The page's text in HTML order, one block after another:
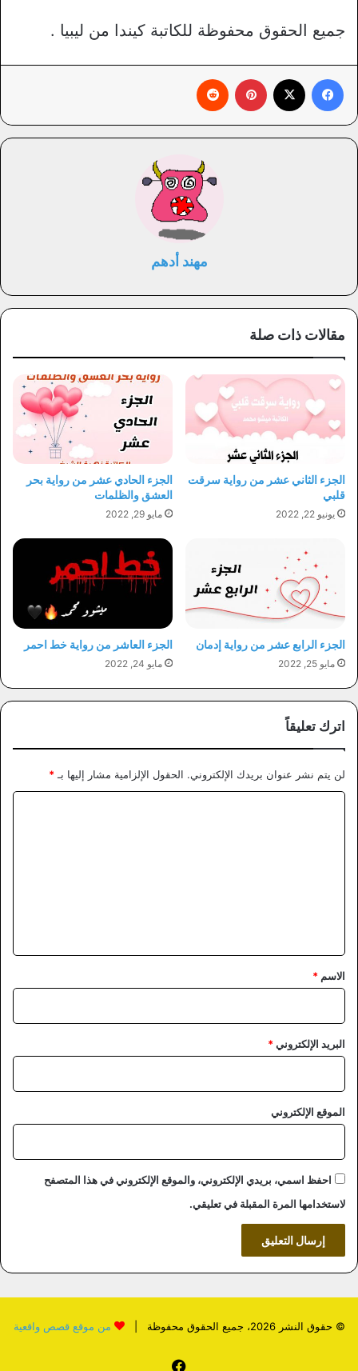
جميع الحقوق محفوظة للكاتبة كيندا من ليبيا .
مهند أدهم
مقالات ذات صلة
الجزء الثاني عشر من رواية سرقت
قلبي
يونيو 22, 2022
الجزء الحادي عشر من رواية بحر
العشق والظلمات
مايو 29, 2022
الجزء الرابع عشر من رواية إدمان
مايو 25, 2022
الجزء العاشر من رواية خط احمر
مايو 24, 2022
اترك تعليقاً
لن يتم نشر عنوان بريدك الإلكتروني. الحقول الإلزامية مشار إليها بـ *
*
الاسم *
البريد الإلكتروني*
الموقع الإلكتروني
احفظ اسمي، بريدي الإلكتروني، والموقع الإلكتروني في هذا المتصفح
لاستخدامها المرة المقبلة في تعليقي.
© حقوق النشر 2026، جميع الحقوق محفوظة | من موقع قصص واقعية